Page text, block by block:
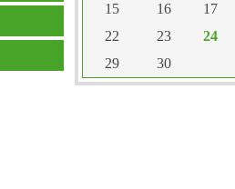
15
16 17
22
23 24
29
30